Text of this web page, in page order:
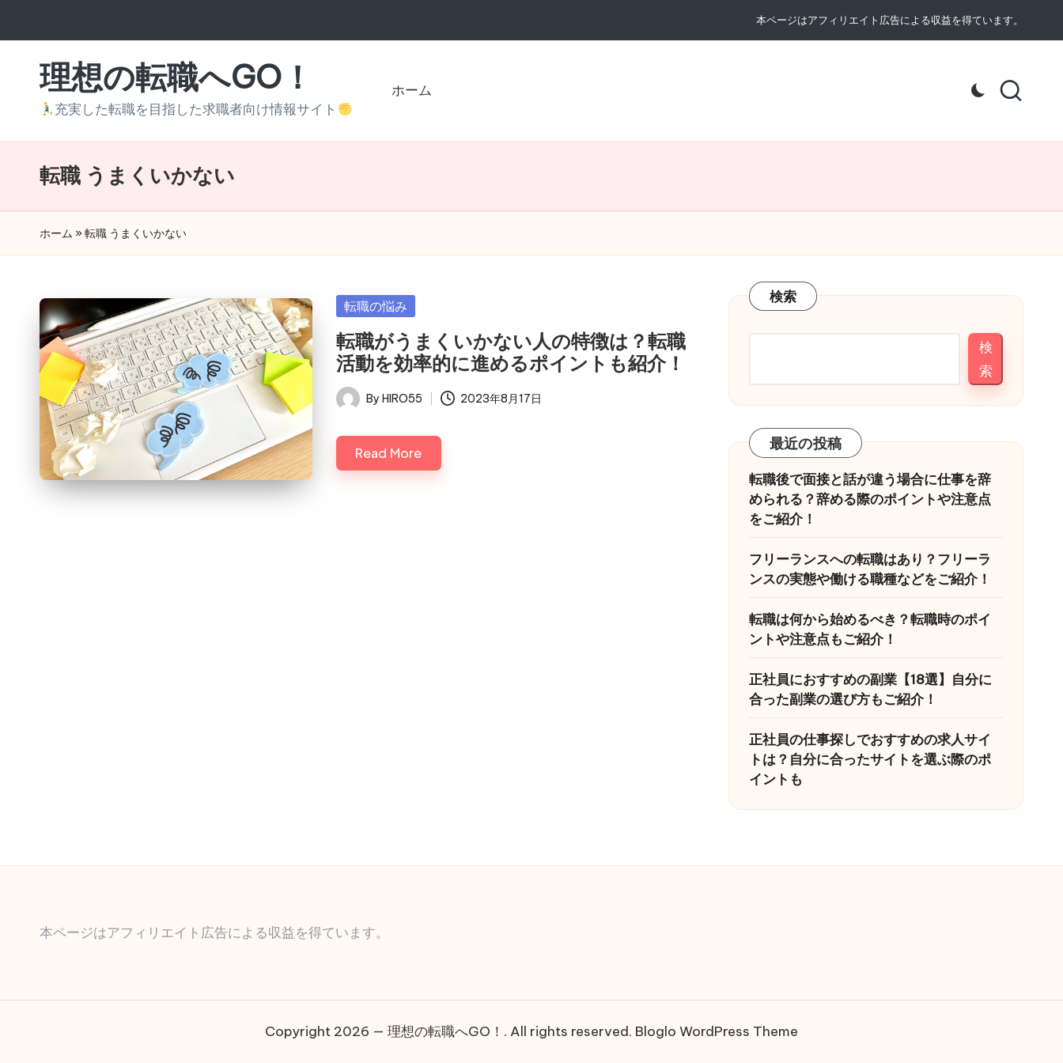
Skip
content
本ページはアフィリエイト広告による収益を得ています。
理想の転職へGO！
充実した転職を目指した求職者向け情報サイト
ホーム
転職 うまくいかない
ホーム » 転職 うまくいかない
Posted
in
転職の悩み
転職がうまくいかない人の特徴は？転職
活動を効率的に進めるポイントも紹介！
Posted
By HIRO55 2023年8月17日
Read More
検索
検
索
最近の投稿
転職後で面接と話が違う場合に仕事を辞
められる？辞める際のポイントや注意点
をご紹介！
フリーランスへの転職はあり？フリーラ
ンスの実態や働ける職種などをご紹介！
転職は何から始めるべき？転職時のポイ
ントや注意点もご紹介！
正社員におすすめの副業【18選】自分に
合った副業の選び方もご紹介！
正社員の仕事探しでおすすめの求人サイ
トは？自分に合ったサイトを選ぶ際のポ
イントも
本ページはアフィリエイト広告による収益を得ています。
Copyright 2026 — 理想の転職へGO！. All rights reserved. Bloglo WordPress Theme